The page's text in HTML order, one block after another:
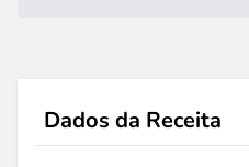
Dados da Receita